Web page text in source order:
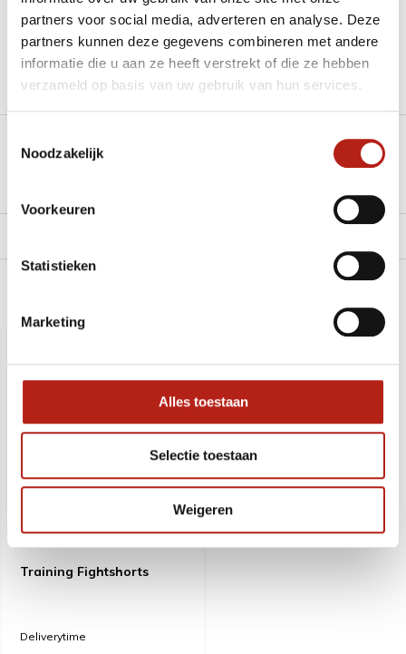
partners voor social media, adverteren en analyse. Deze
partners kunnen deze gegevens combineren met andere
informatie die u aan ze heeft verstrekt of die ze hebben
verzameld op basis van uw gebruik van hun services.
Noodzakelijk
Voorkeuren
Statistieken
Marketing
Alles toestaan
Selectie toestaan
Weigeren
Heb je een vraag over dit product?
Stel je vraag in de Chat voor een snel antwoord 24/7
Groot aantal nodig?
Klik hier om een offerte aan te vragen
Training Fightshorts
Deliverytime